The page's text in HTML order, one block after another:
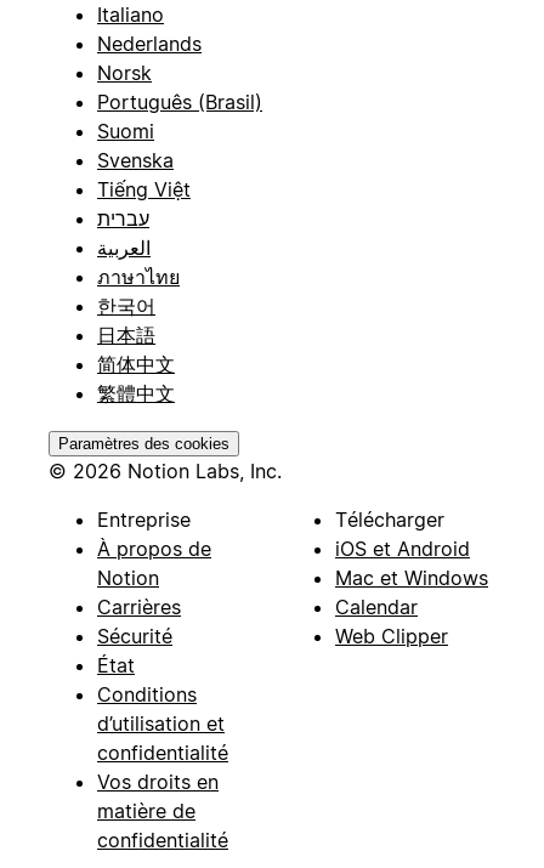
Italiano
Nederlands
Norsk
Português (Brasil)
Suomi
Svenska
Tiếng Việt
עברית
العربية
ภาษาไทย
한국어
日本語
简体中文
繁體中文
Paramètres des cookies
© 2026 Notion Labs, Inc.
Entreprise
À propos de
Notion
Carrières
Sécurité
État
Conditions
d’utilisation et
confidentialité
Vos droits en
matière de
confidentialité
Télécharger
iOS et Android
Mac et Windows
Calendar
Web Clipper